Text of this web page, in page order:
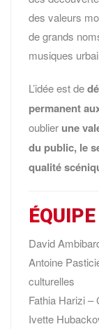
des valeurs
de grands
musiques
L’idée est de
permanent
oublier une
du public, le
qualité
ÉQUIPE
David
Antoine
culturelles
Fathia Harizi –
Ivette